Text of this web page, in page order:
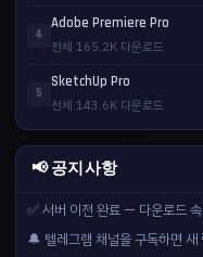
4
Adobe Premiere Pro
전체 165.2K 다운로드
5
SketchUp Pro
전체 143.6K 다운로드
📢 공지사항
✅ 서버 이전 완료 — 다운로드
🔔 텔레그램 채널을 구독하면